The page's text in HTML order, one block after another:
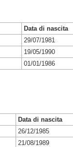
Data di nascita
29/07/1981
19/05/1990
01/01/1986
Data di nascita
26/12/1985
21/08/1989